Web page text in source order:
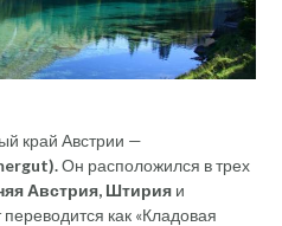
край Австрии —
Он расположился в трех
Австрия, Штирия и
как «Кладовая